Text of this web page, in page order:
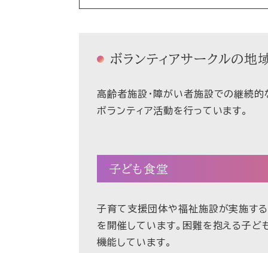
ボランティアサークルの地
高齢者施設・障がい者施設での継続的
ボランティア活動を行っています。
子ども食堂
子育て支援団体や福祉施設が実施する
を開催しています。困難を抱える子
機能しています。